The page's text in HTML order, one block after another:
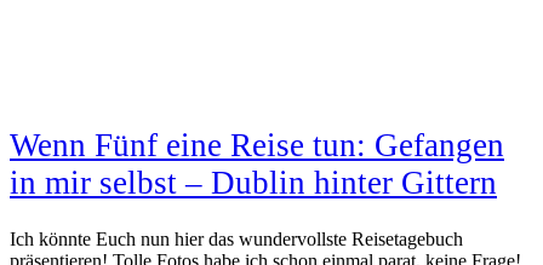
Wenn Fünf eine Reise tun: Gefangen
in mir selbst – Dublin hinter Gittern
Ich könnte Euch nun hier das wundervollste Reisetagebuch